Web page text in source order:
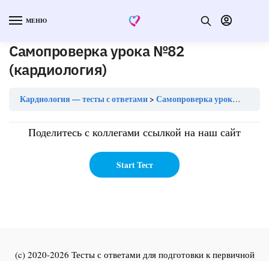
МЕНЮ
Самопроверка урока №82
(кардиология)
Кардиология — тесты с ответами Самопроверка урока №82 (кардиология)
Поделитесь с коллегами ссылкой на наш сайт
(c) 2020-2026 Тесты с ответами для подготовки к первичной